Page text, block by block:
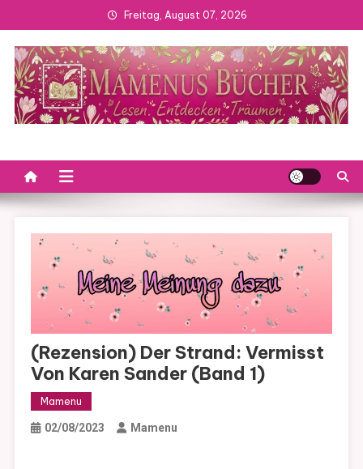
to
content
Freitag, August 07, 2026
(Rezension) Der Strand: Vermisst
Von Karen Sander (Band 1)
Mamenu
02/08/2023 Mamenu